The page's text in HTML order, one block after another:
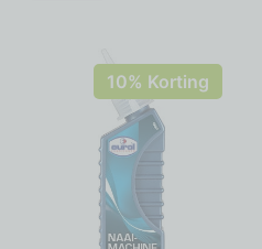
10% Korting